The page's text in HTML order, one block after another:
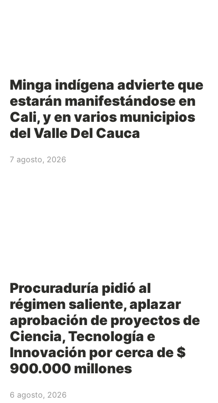
Minga indígena advierte que
estarán manifestándose en
Cali, y en varios municipios
del Valle Del Cauca
7 agosto, 2026
Procuraduría pidió al
régimen saliente, aplazar
aprobación de proyectos de
Ciencia, Tecnología e
Innovación por cerca de $
900.000 millones
6 agosto, 2026